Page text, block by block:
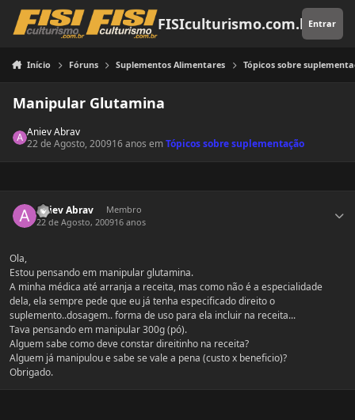
Pular para o conteúdo
FISIculturismo.com.brEntrar
Início Fóruns Suplementos Alimentares Tópicos sobre
Manipular Glutamina
Aniev Abrav
22 de Agosto, 200916 anos emTópicos sobre suplementação
Aniev Abrav
Membro
22 de Agosto, 200916 anos
Ola,
Estou pensando em manipular glutamina.
A minha médica até arranja a receita, mas como não é a especialidade
dela, ela sempre pede que eu já tenha especificado direito o
suplemento..dosagem.. forma de uso para ela incluir na receita...
Tava pensando em manipular 300g (pó).
Alguem sabe como deve constar direitinho na receita?
Alguem já manipulou e sabe se vale a pena (custo x beneficio)?
Obrigado.